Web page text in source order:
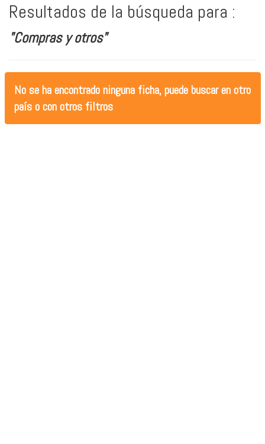
Resultados de la búsqueda para :
"Compras y otros"
No se ha encontrado ninguna ficha, puede buscar en otro
país o con otros filtros